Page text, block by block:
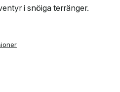
i snöiga terränger.